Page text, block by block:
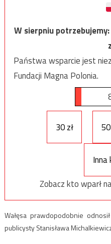
W sierpniu potrzebujemy:
Państwa wsparcie jest
Fundacji Magna Polonia.
30 zł
Zobacz kto wparł
Wałęsa prawdopodobnie
publicysty Stanisława